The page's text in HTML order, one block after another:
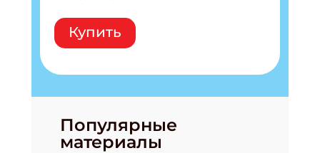
Купить
Популярные
материалы